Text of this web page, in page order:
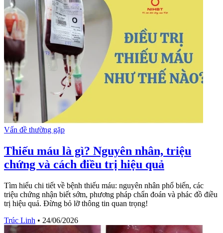
Vấn đề thường gặp
Thiếu máu là gì? Nguyên nhân, triệu
chứng và cách điều trị hiệu quả
Tìm hiểu chi tiết về bệnh thiếu máu: nguyên nhân phổ biến, các
triệu chứng nhận biết sớm, phương pháp chẩn đoán và phác đồ điều
trị hiệu quả. Đừng bỏ lỡ thông tin quan trọng!
Trúc Linh • 24/06/2026